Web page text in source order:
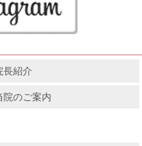
長紹介
院のご案内